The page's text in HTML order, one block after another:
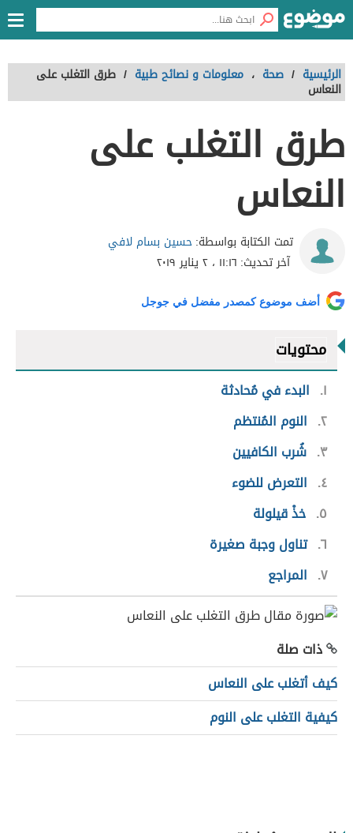
الرئيسية / صحة ، معلومات و نصائح طبية / طرق التغلب على
النعاس
طرق التغلب على
النعاس
تمت الكتابة بواسطة:حسين بسام لافي
آخر تحديث: ١١:١٦ ، ٢ يناير ٢٠١٩
أضف موضوع كمصدر مفضل في جوجل
محتويات
١
البدء في مُحادثة
٢ النوم المُنتظم
٣ شُرب الكافيين
٤
التعرض للضوء
٥ خذْ قيلولة
٦ تناول وجبة صغيرة
٧ المراجع
ذات صلة
كيف أتغلب على النعاس
كيفية التغلب على النوم